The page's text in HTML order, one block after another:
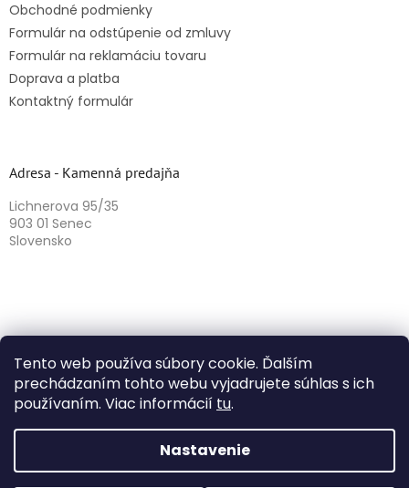
Tento web používa súbory cookie. Ďalším
prechádzaním tohto webu vyjadrujete súhlas s ich
používaním. Viac informácií tu.
Nastavenie
Obchodné podmienky
Formulár na odstúpenie od zmluvy
Formulár na reklamáciu tovaru
Doprava a platba
Kontaktný formulár
Adresa - Kamenná predajňa
Lichnerova 95/35
903 01 Senec
Slovensko